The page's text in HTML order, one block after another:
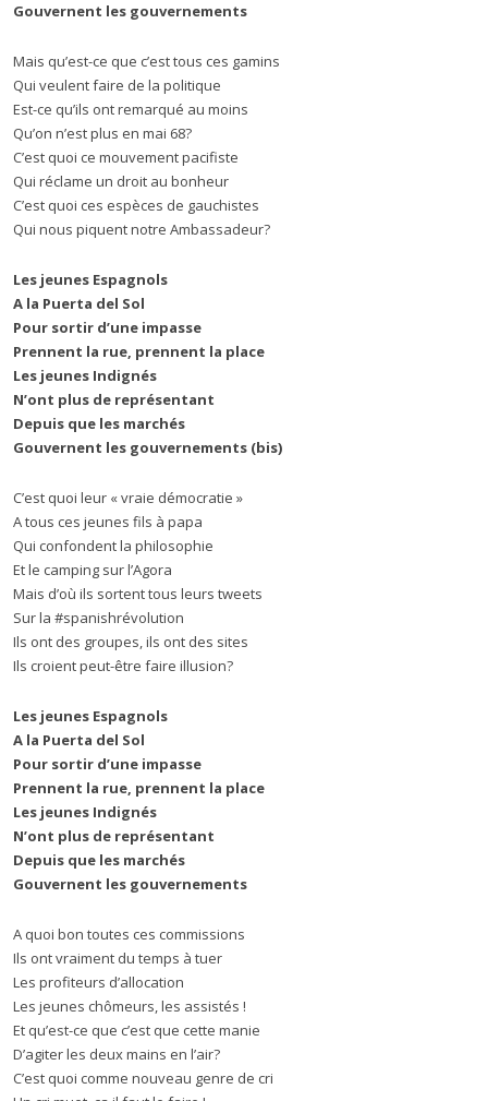
Gouvernent les gouvernements
Mais qu’est-ce que c’est tous ces gamins
Qui veulent faire de la politique
Est-ce qu’ils ont remarqué au moins
Qu’on n’est plus en mai 68?
C’est quoi ce mouvement pacifiste
Qui réclame un droit au bonheur
C’est quoi ces espèces de gauchistes
Qui nous piquent notre Ambassadeur?
Les jeunes Espagnols
A la Puerta del Sol
Pour sortir d’une impasse
Prennent la rue, prennent la place
Les jeunes Indignés
N’ont plus de représentant
Depuis que les marchés
Gouvernent les gouvernements (bis)
C’est quoi leur « vraie démocratie »
A tous ces jeunes fils à papa
Qui confondent la philosophie
Et le camping sur l’Agora
Mais d’où ils sortent tous leurs tweets
Sur la #spanishrévolution
Ils ont des groupes, ils ont des sites
Ils croient peut-être faire illusion?
Les jeunes Espagnols
A la Puerta del Sol
Pour sortir d’une impasse
Prennent la rue, prennent la place
Les jeunes Indignés
N’ont plus de représentant
Depuis que les marchés
Gouvernent les gouvernements
A quoi bon toutes ces commissions
Ils ont vraiment du temps à tuer
Les profiteurs d’allocation
Les jeunes chômeurs, les assistés !
Et qu’est-ce que c’est que cette manie
D’agiter les deux mains en l’air?
C’est quoi comme nouveau genre de cri